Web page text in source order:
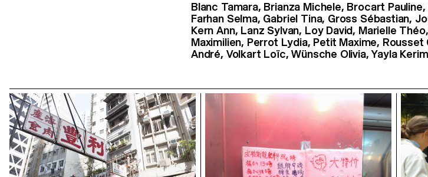
Blanc Tamara, Brianza Michele, Brocart Pauline,
Farhan Selma, Gabriel Tina, Gross Sébastian,
Kern Ann, Lanz Sylvan, Loy David, Marielle Théo,
Maximilien, Perrot Lydia, Petit Maxime, Rousset
André, Volkart Loïc,Wünsche Olivia,Yayla